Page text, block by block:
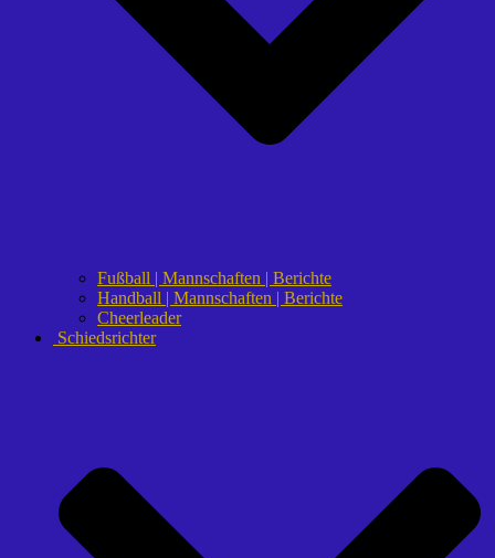
Fußball | Mannschaften | Berichte
Handball | Mannschaften | Berichte
Cheerleader
Schiedsrichter